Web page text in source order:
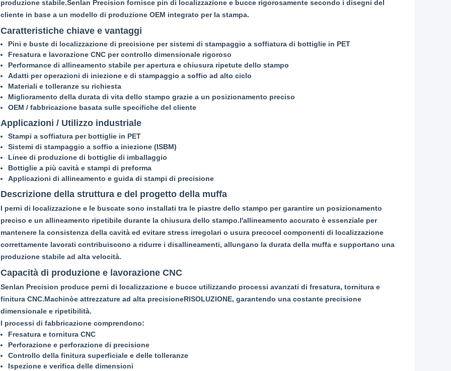
produzione stabile.Senlan Precision fornisce pin di localizzazione e bucce rigorosamente secondo i disegni del
cliente in base a un modello di produzione OEM integrato per la stampa.
Caratteristiche chiave e vantaggi
Pini e buste di localizzazione di precisione per sistemi di stampaggio a soffiatura di bottiglie in PET
Fresatura e lavorazione CNC per controllo dimensionale rigoroso
Performance di allineamento stabile per apertura e chiusura ripetute dello stampo
Adatti per operazioni di iniezione e di stampaggio a soffio ad alto ciclo
Materiali e tolleranze su richiesta
Miglioramento della durata di vita dello stampo grazie a un posizionamento preciso
OEM / fabbricazione basata sulle specifiche del cliente
Applicazioni / Utilizzo industriale
Stampi a soffiatura per bottiglie in PET
Sistemi di stampaggio a soffio a iniezione (ISBM)
Linee di produzione di bottiglie di imballaggio
Bottiglie a più cavità e stampi di preforma
Applicazioni di allineamento e guida di stampi di precisione
Descrizione della struttura e del progetto della muffa
I perni di localizzazione e le buscate sono installati tra le piastre dello stampo per garantire un posizionamento
preciso e un allineamento ripetibile durante la chiusura dello stampo.l'allineamento accurato è essenziale per
mantenere la consistenza della cavità ed evitare stress irregolari o usura precoceI componenti di localizzazione
correttamente lavorati contribuiscono a ridurre i disallineamenti, allungano la durata della muffa e supportano una
produzione stabile ad alta velocità.
Capacità di produzione e lavorazione CNC
Senlan Precision produce perni di localizzazione e bucce utilizzando processi avanzati di fresatura, tornitura e
finitura CNC.Machinòe attrezzature ad alta precisioneRISOLUZIONE, garantendo una costante precisione
dimensionale e ripetibilità.
I processi di fabbricazione comprendono:
Fresatura e tornitura CNC
Perforazione e perforazione di precisione
Controllo della finitura superficiale e delle tolleranze
Ispezione e verifica delle dimensioni